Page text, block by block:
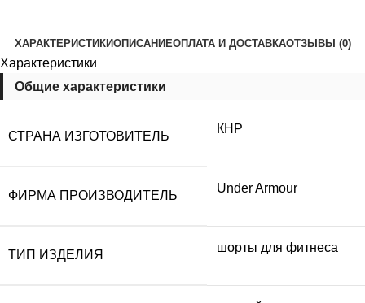
ХАРАКТЕРИСТИКИОПИСАНИЕОПЛАТА И ДОСТАВКАОТЗЫВЫ (0)
Характеристики
Общие характеристики
СТРАНА ИЗГОТОВИТЕЛЬ
КНР
ФИРМА ПРОИЗВОДИТЕЛЬ
Under Armour
ТИП ИЗДЕЛИЯ
шорты для фитнеса